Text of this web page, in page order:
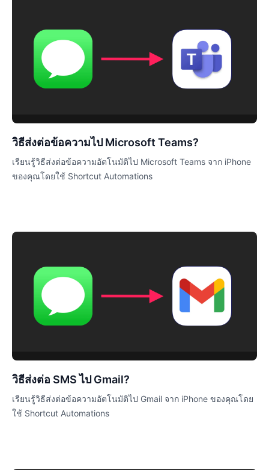
วิธีส่งต่อข้อความไป Microsoft Teams?
เรียนรู้วิธีส่งต่อข้อความอัตโนมัติไป Microsoft Teams จาก iPhone
ของคุณโดยใช้ Shortcut Automations
วิธีส่งต่อ SMS ไป Gmail?
เรียนรู้วิธีส่งต่อข้อความอัตโนมัติไป Gmail จาก iPhone ของคุณโดย
ใช้ Shortcut Automations